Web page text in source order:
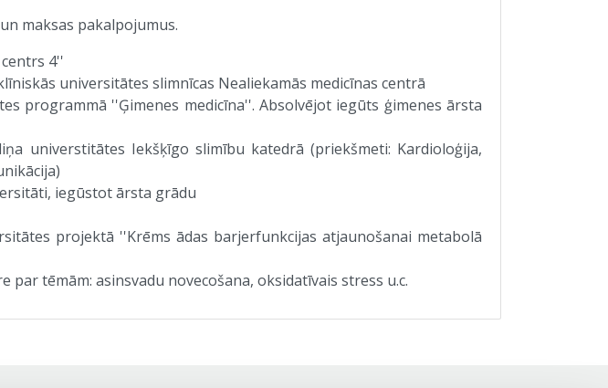
maksas pakalpojumus.
4''
universitātes slimnīcas Nealiekamās medicīnas centrā
programmā ''Ģimenes medicīna''. Absolvējot iegūts ģimenes ārsta
universtitātes Iekšķīgo slimību katedrā (priekšmeti: Kardioloģija,
iegūstot ārsta grādu
projektā ''Krēms ādas barjerfunkcijas atjaunošanai metabolā
tēmām: asinsvadu novecošana, oksidatīvais stress u.c.